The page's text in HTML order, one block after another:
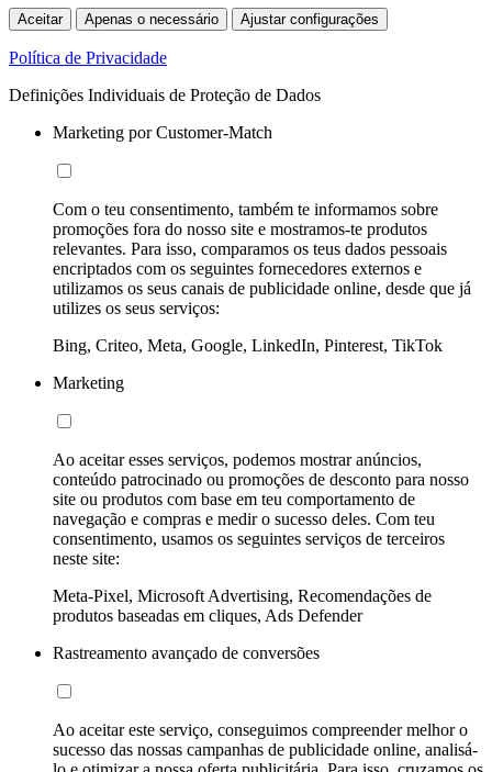
Aceitar Apenas o necessário Ajustar configurações
Política de Privacidade
Definições Individuais de Proteção de Dados
Marketing por Customer-Match
Com o teu consentimento, também te informamos sobre
promoções fora do nosso site e mostramos-te produtos
relevantes. Para isso, comparamos os teus dados pessoais
encriptados com os seguintes fornecedores externos e
utilizamos os seus canais de publicidade online, desde que já
utilizes os seus serviços:
Bing, Criteo, Meta, Google, LinkedIn, Pinterest, TikTok
Marketing
Ao aceitar esses serviços, podemos mostrar anúncios,
conteúdo patrocinado ou promoções de desconto para nosso
site ou produtos com base em teu comportamento de
navegação e compras e medir o sucesso deles. Com teu
consentimento, usamos os seguintes serviços de terceiros
neste site:
Meta-Pixel, Microsoft Advertising, Recomendações de
produtos baseadas em cliques, Ads Defender
Rastreamento avançado de conversões
Ao aceitar este serviço, conseguimos compreender melhor o
sucesso das nossas campanhas de publicidade online, analisá-